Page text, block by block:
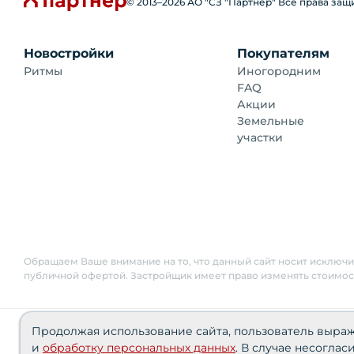
Новостройки
Ритмы
Покупателям
Иногородним
FAQ
Акции
Земельные
участки
Обращаем Ваше внимание на то, что данный сайт носит
публичной офертой. Застройщик имеет право изменять
Сведения о реализуемых требованиях к защите
Политика персональных данных
Продолжая использование сайта, пользователь
и обработку персональных данных. В случае